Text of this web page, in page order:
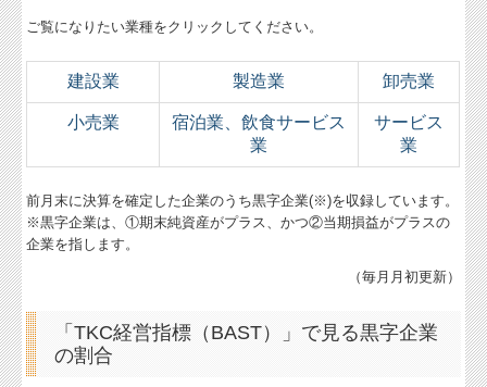
ご覧になりたい業種をクリックしてください。
建設業 製造業 卸売業
小売業
宿泊業、飲食サービス
業
サービス
業
前月末に決算を確定した企業のうち黒字企業(※)を収録しています。
※黒字企業は、①期末純資産がプラス、かつ②当期損益がプラスの
企業を指します。
（毎月月初更新）
「TKC経営指標（BAST）」で見る黒字企業
の割合